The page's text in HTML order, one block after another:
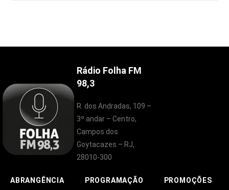
Rádio Folha FM
98,3
R. dos Andradas, 109 –
3º andar – Centro,
Campos dos
Goytacazes – RJ,
28010-300
ABRANGÊNCIA PROGRAMAÇÃO PROMOÇÕES